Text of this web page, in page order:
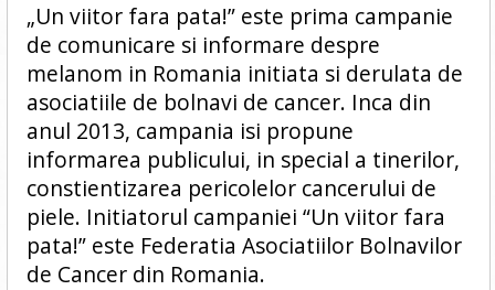
„Un viitor fara pata!” este prima campanie
de comunicare si informare despre
melanom in Romania initiata si derulata de
asociatiile de bolnavi de cancer. Inca din
anul 2013, campania isi propune
informarea publicului, in special a tinerilor,
constientizarea pericolelor cancerului de
piele. Initiatorul campaniei “Un viitor fara
pata!” este Federatia Asociatiilor Bolnavilor
de Cancer din Romania.